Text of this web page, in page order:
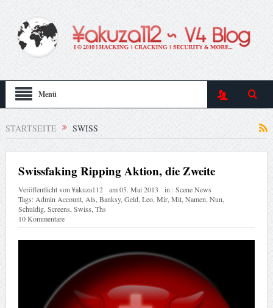
Menü
STARTSEITE SWISS
Swissfaking Ripping Aktion, die Zweite
Veröffentlicht von¥akuza112 am05. Mai 2013 in :Scene News
Tags: Admin Account, Als Banksy, Geld, Leo, Mir, Mit, Namen Nun
Schuldig, Screens Swiss Ths
10 Kommentare